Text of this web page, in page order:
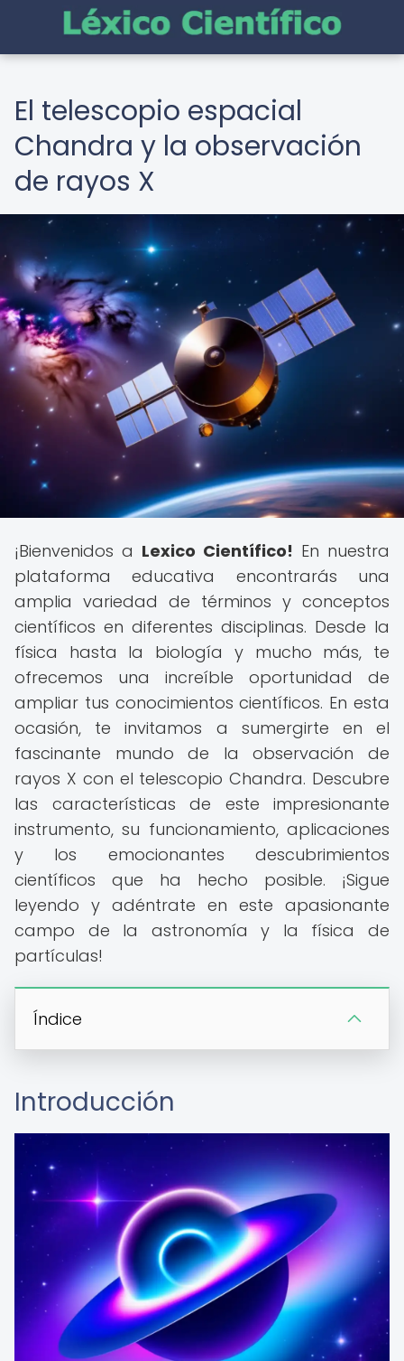
El telescopio espacial
Chandra y la observación
de rayos X
¡Bienvenidos a Lexico Científico! En nuestra
plataforma educativa encontrarás una
amplia variedad de términos y conceptos
científicos en diferentes disciplinas. Desde la
física hasta la biología y mucho más, te
ofrecemos una increíble oportunidad de
ampliar tus conocimientos científicos. En esta
ocasión, te invitamos a sumergirte en el
fascinante mundo de la observación de
rayos X con el telescopio Chandra. Descubre
las características de este impresionante
instrumento, su funcionamiento, aplicaciones
y los emocionantes descubrimientos
científicos que ha hecho posible. ¡Sigue
leyendo y adéntrate en este apasionante
campo de la astronomía y la física de
partículas!
Índice
Introducción